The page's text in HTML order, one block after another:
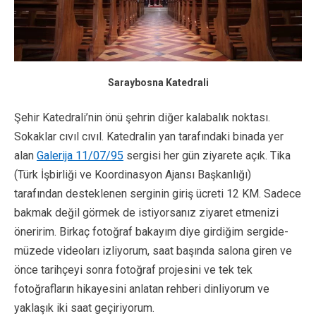
Saraybosna Katedrali
Şehir Katedrali’nin önü şehrin diğer kalabalık noktası.
Sokaklar cıvıl cıvıl. Katedralin yan tarafındaki binada yer
alan Galerija 11/07/95 sergisi her gün ziyarete açık. Tika
(Türk İşbirliği ve Koordinasyon Ajansı Başkanlığı)
tarafından desteklenen serginin giriş ücreti 12 KM. Sadece
bakmak değil görmek de istiyorsanız ziyaret etmenizi
öneririm. Birkaç fotoğraf bakayım diye girdiğim sergide-
müzede videoları izliyorum, saat başında salona giren ve
önce tarihçeyi sonra fotoğraf projesini ve tek tek
fotoğrafların hikayesini anlatan rehberi dinliyorum ve
yaklaşık iki saat geçiriyorum.